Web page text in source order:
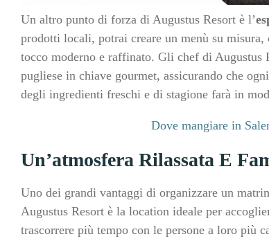
Un altro punto di forza di Augustus Resort è l’
prodotti locali, potrai creare un menù su
tocco moderno e raffinato. Gli chef di Augustus
pugliese in chiave gourmet, assicurando che
degli ingredienti freschi e di stagione farà in
Dove mangiare in
Un’atmosfera Rilassata E
Uno dei grandi vantaggi di organizzare un
Augustus Resort è la location ideale per
trascorrere più tempo con le persone a loro più